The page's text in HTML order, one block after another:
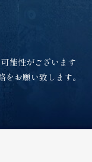
能性がございます
お願い致します。